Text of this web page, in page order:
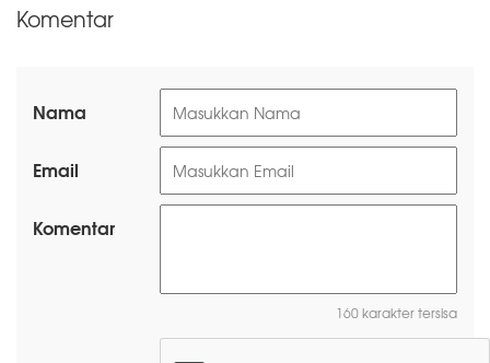
Komentar
Nama
Email
Komentar
160 karakter tersisa